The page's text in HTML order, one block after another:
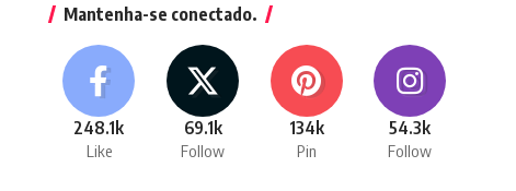
Mantenha-se conectado.
248.1k
Like
69.1k
Follow
134k
Pin
54.3k
Follow